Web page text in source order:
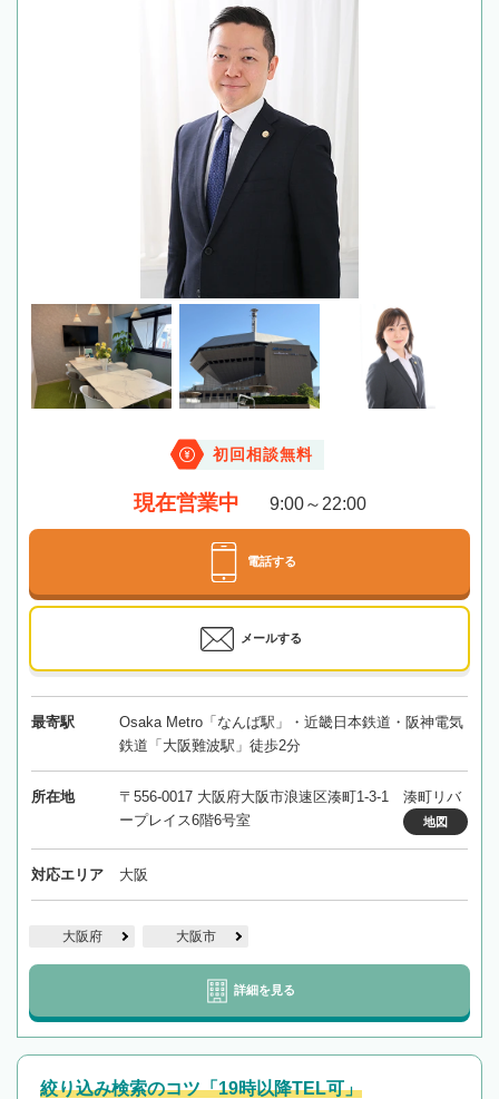
初回相談無料
現在営業中 9:00～22:00
電話する
メールする
最寄駅
Osaka Metro「なんば駅」・近畿日本鉄道・阪神電気
鉄道「大阪難波駅」徒歩2分
所在地
〒556-0017 大阪府大阪市浪速区湊町1-3-1 湊町リバ
ープレイス6階6号室
地図
対応エリア 大阪
大阪府 大阪市
詳細を見る
絞り込み検索のコツ「19時以降TEL可」